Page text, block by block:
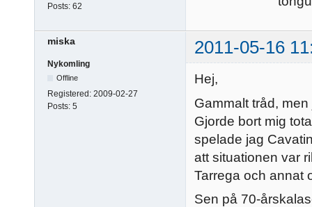
Posts: 62
miska 2011-05-16
Nykomling
Offline
Registered: 2009-02-27
Posts: 5
Hej,
Gammalt tråd,
Gjorde bort mig
spelade jag
att situationen var
Tarrega och annat
Sen på 70-